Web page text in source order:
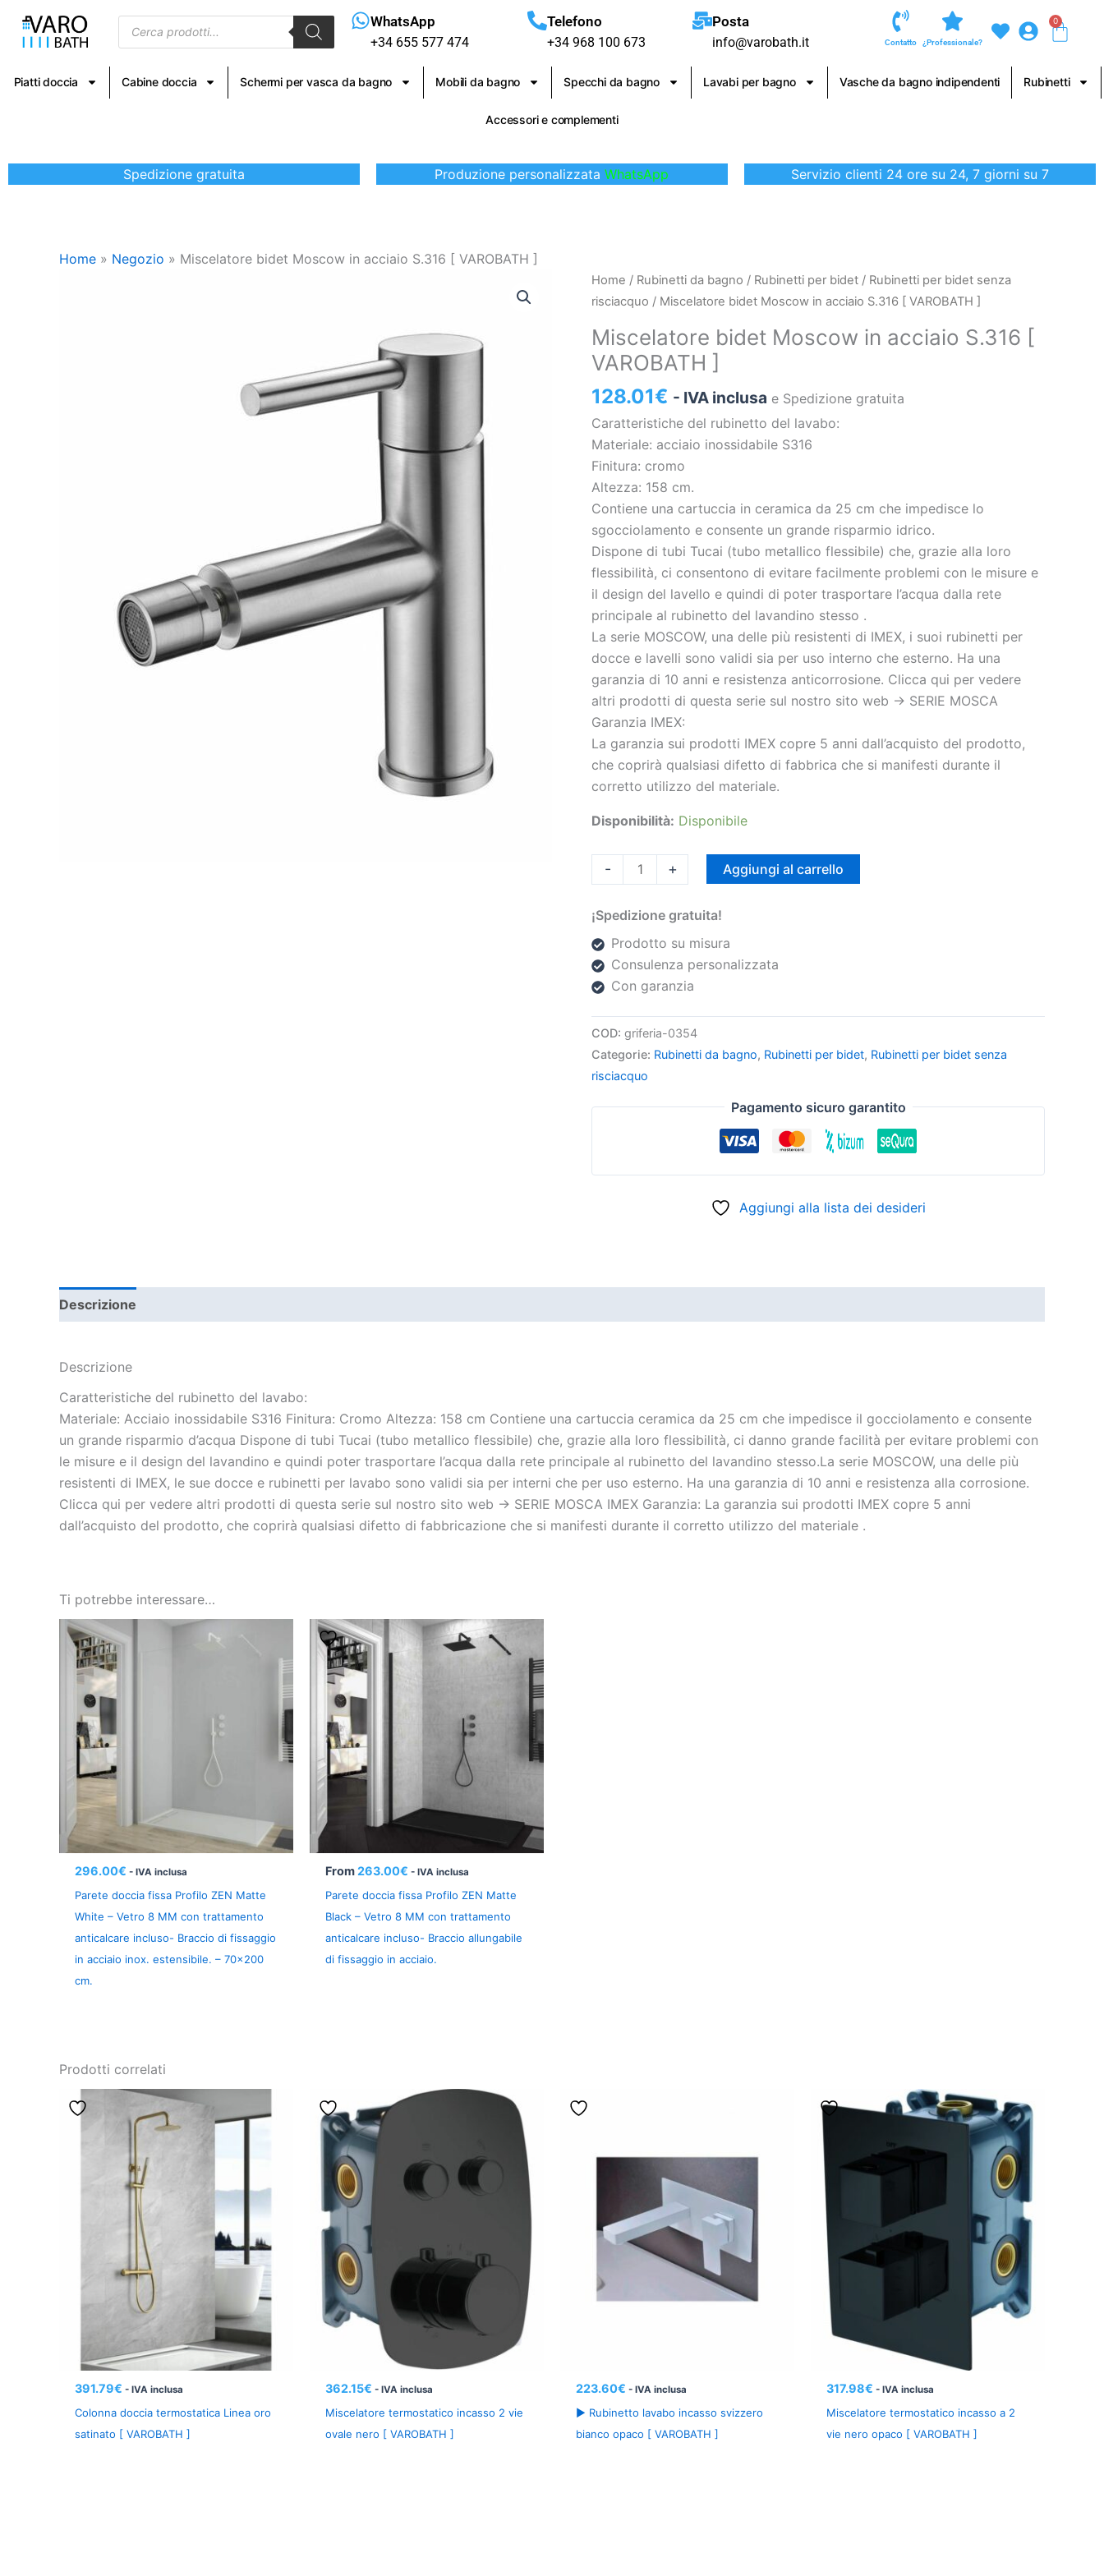
contenuto
Products
search
WhatsApp
+34 655 577 474
Telefono
+34 968 100 673
Posta
info@varobath.it Contatto ¿Professionale?
0
Piatti doccia Cabine doccia Schermi per vasca da bagno Mobili da bagno Specchi da bagno Lavabi per bagno Vasche da bagno indipendenti Rubinetti
Accessori e complementi
Spedizione gratuita Produzione personalizzataWhatsApp Servizio clienti 24 ore su 24, 7 giorni su 7
Home » Negozio » Miscelatore bidet Moscow in acciaio S.316 [ VAROBATH ]
Home / Rubinetti da bagno / Rubinetti per bidet / Rubinetti per bidet senza
risciacquo / Miscelatore bidet Moscow in acciaio S.316 [ VAROBATH ]
Miscelatore bidet Moscow in acciaio S.316 [
VAROBATH ]
128.01€ - IVA inclusa e Spedizione gratuita
Caratteristiche del rubinetto del lavabo:
Materiale: acciaio inossidabile S316
Finitura: cromo
Altezza: 158 cm.
Contiene una cartuccia in ceramica da 25 cm che impedisce lo
sgocciolamento e consente un grande risparmio idrico.
Dispone di tubi Tucai (tubo metallico flessibile) che, grazie alla loro
flessibilità, ci consentono di evitare facilmente problemi con le misure e
il design del lavello e quindi di poter trasportare l’acqua dalla rete
principale al rubinetto del lavandino stesso .
La serie MOSCOW, una delle più resistenti di IMEX, i suoi rubinetti per
docce e lavelli sono validi sia per uso interno che esterno. Ha una
garanzia di 10 anni e resistenza anticorrosione. Clicca qui per vedere
altri prodotti di questa serie sul nostro sito web -> SERIE MOSCA
Garanzia IMEX:
La garanzia sui prodotti IMEX copre 5 anni dall’acquisto del prodotto,
che coprirà qualsiasi difetto di fabbrica che si manifesti durante il
corretto utilizzo del materiale.
Disponibilità: Disponibile
-
Miscelatore
bidet
in
acciaio
S.316
VAROBATH
]
quantità
+ Aggiungi al carrello
¡Spedizione gratuita!
Prodotto su misura
Consulenza personalizzata
Con garanzia
COD: griferia-0354
Categorie: Rubinetti da bagno, Rubinetti per bidet, Rubinetti per bidet senza
risciacquo
Pagamento sicuro garantito
Aggiungi alla lista dei desideri
Descrizione
Descrizione
Caratteristiche del rubinetto del lavabo:
Materiale: Acciaio inossidabile S316 Finitura: Cromo Altezza: 158 cm Contiene una cartuccia ceramica da 25 cm che impedisce il gocciolamento e consente
un grande risparmio d’acqua Dispone di tubi Tucai (tubo metallico flessibile) che, grazie alla loro flessibilità, ci danno grande facilità per evitare problemi con
le misure e il design del lavandino e quindi poter trasportare l’acqua dalla rete principale al rubinetto del lavandino stesso.La serie MOSCOW, una delle più
resistenti di IMEX, le sue docce e rubinetti per lavabo sono validi sia per interni che per uso esterno. Ha una garanzia di 10 anni e resistenza alla corrosione.
Clicca qui per vedere altri prodotti di questa serie sul nostro sito web -> SERIE MOSCA IMEX Garanzia: La garanzia sui prodotti IMEX copre 5 anni
dall’acquisto del prodotto, che coprirà qualsiasi difetto di fabbricazione che si manifesti durante il corretto utilizzo del materiale .
Ti potrebbe interessare…
296.00€ - IVA inclusa
Parete doccia fissa Profilo ZEN Matte
White – Vetro 8 MM con trattamento
anticalcare incluso- Braccio di fissaggio
in acciaio inox. estensibile. – 70×200
cm.
From263.00€ - IVA inclusa
Parete doccia fissa Profilo ZEN Matte
Black – Vetro 8 MM con trattamento
anticalcare incluso- Braccio allungabile
di fissaggio in acciaio.
Prodotti correlati
391.79€ - IVA inclusa
Colonna doccia termostatica Linea oro
satinato [ VAROBATH ]
362.15€ - IVA inclusa
Miscelatore termostatico incasso 2 vie
ovale nero [ VAROBATH ]
223.60€ - IVA inclusa
► Rubinetto lavabo incasso svizzero
bianco opaco [ VAROBATH ]
317.98€ - IVA inclusa
Miscelatore termostatico incasso a 2
vie nero opaco [ VAROBATH ]